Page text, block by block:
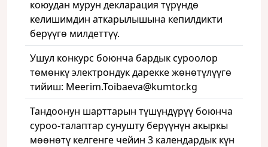
коюудан мурун декларация түрүндө
келишимдин аткарылышына кепилдикти
берүүгө милдеттүү.
Ушул конкурс боюнча бардык суроолор
төмөнкү электрондук дарекке жөнөтүлүүгө
тийиш: Meerim.Toibaeva@kumtor.kg
Тандоонун шарттарын түшүндүрүү боюнча
суроо-талаптар сунушту берүүнүн акыркы
мөөнөтү келгенге чейин 3 календардык күн